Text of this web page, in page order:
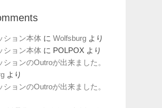
ション本体 に Wolfsburg より
ション本体 に POLPOX より
ションのOutroが出来ました。
より
ションのOutroが出来ました。